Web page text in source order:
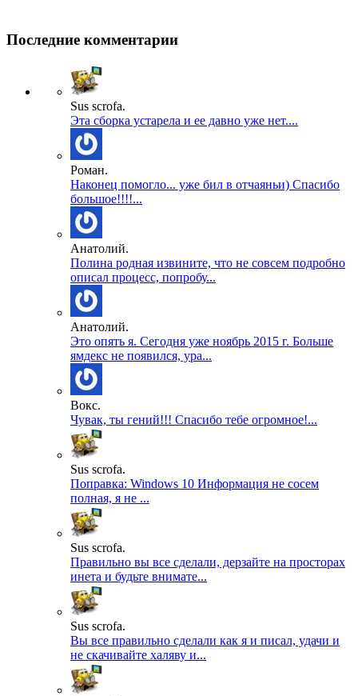
Последние комментарии
Sus scrofa.
Эта сборка устарела и ее давно уже нет....
Роман.
Наконец помогло... уже бил в отчаяньи) Спасибо
большое!!!!...
Анатолий.
Полина родная извините, что не совсем подробно
описал процесс, попробу...
Анатолий.
Это опять я. Сегодня уже ноябрь 2015 г. Больше
ямдекс не появился, ура...
Вокс.
Чувак, ты гений!!! Спасибо тебе огромное!...
Sus scrofa.
Поправка: Windows 10 Информация не сосем
полная, я не ...
Sus scrofa.
Правильно вы все сделали, дерзайте на просторах
инета и будьте внимате...
Sus scrofa.
Вы все правильно сделали как я и писал, удачи и
не скачивайте халяву и...